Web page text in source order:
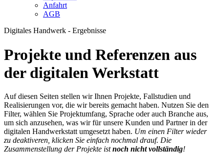
Anfahrt
AGB
Digitales Handwerk - Ergebnisse
Projekte und Referenzen aus
der digitalen Werkstatt
Auf diesen Seiten stellen wir Ihnen Projekte, Fallstudien und
Realisierungen vor, die wir bereits gemacht haben. Nutzen Sie den
Filter, wählen Sie Projektumfang, Sprache oder auch Branche aus,
um sich anzusehen, was wir für unsere Kunden und Partner in der
digitalen Handwerkstatt umgesetzt haben. Um einen Filter wieder
zu deaktiveren, klicken Sie einfach nochmal drauf. Die
Zusammenstellung der Projekte istnoch nicht vollständig!